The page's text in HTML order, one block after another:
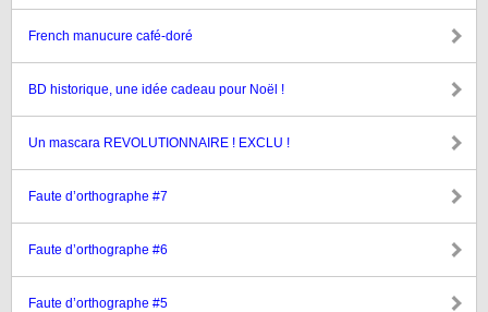
French manucure café-doré
BD historique, une idée cadeau pour Noël !
Un mascara REVOLUTIONNAIRE ! EXCLU !
Faute d’orthographe #7
Faute d’orthographe #6
Faute d’orthographe #5